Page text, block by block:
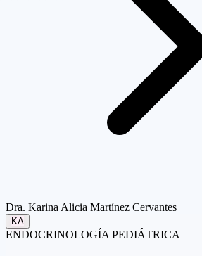
Dra. Karina Alicia Martínez Cervantes
KA
ENDOCRINOLOGÍA PEDIÁTRICA